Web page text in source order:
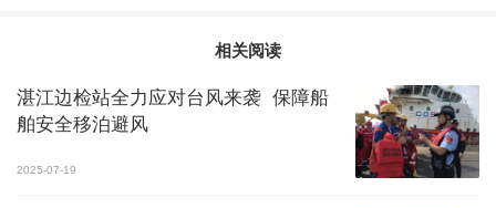
相关阅读
湛江边检站全力应对台风来袭 保障船
舶安全移泊避风
2025-07-19